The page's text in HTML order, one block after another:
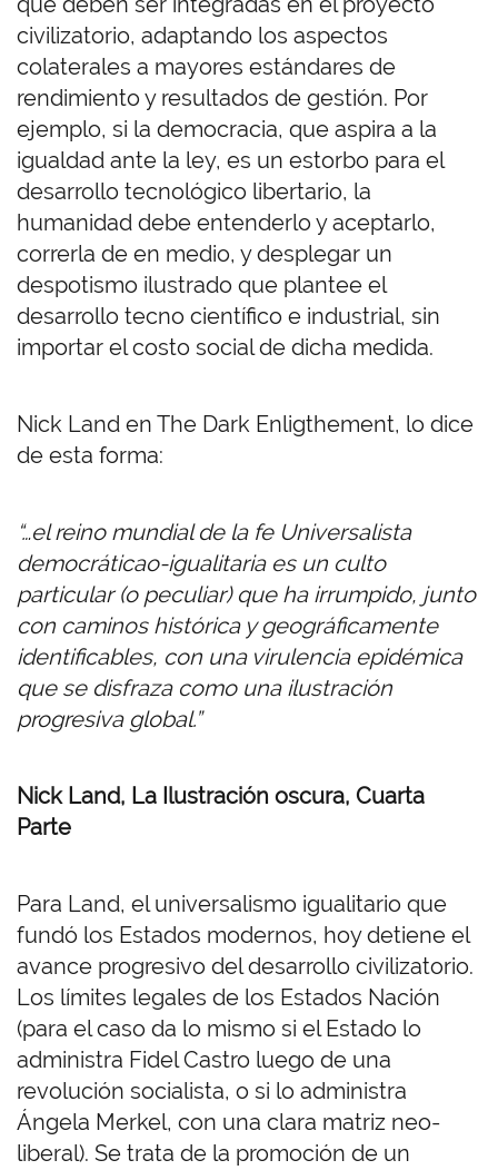
civilizatorio, adaptando los aspectos
colaterales a mayores estándares de
rendimiento y resultados de gestión. Por
ejemplo, si la democracia, que aspira a la
igualdad ante la ley, es un estorbo para el
desarrollo tecnológico libertario, la
humanidad debe entenderlo y aceptarlo,
correrla de en medio, y desplegar un
despotismo ilustrado que plantee el
desarrollo tecno científico e industrial, sin
importar el costo social de dicha medida.
Nick Land en The Dark Enligthement, lo dice
de esta forma:
“…el reino mundial de la fe Universalista
democráticao-igualitaria es un culto
particular (o peculiar) que ha irrumpido, junto
con caminos histórica y geográficamente
identificables, con una virulencia epidémica
que se disfraza como una ilustración
progresiva global.”
Nick Land, La Ilustración oscura, Cuarta
Parte
Para Land, el universalismo igualitario que
fundó los Estados modernos, hoy detiene el
avance progresivo del desarrollo civilizatorio.
Los límites legales de los Estados Nación
(para el caso da lo mismo si el Estado lo
administra Fidel Castro luego de una
revolución socialista, o si lo administra
Ángela Merkel, con una clara matriz neo-
liberal). Se trata de la promoción de un